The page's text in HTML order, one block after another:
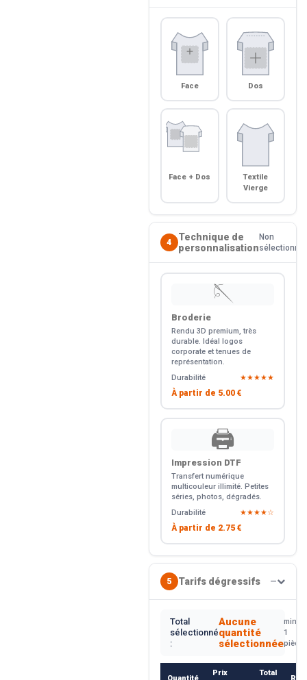
Face Dos
Face + Dos
Textile
Vierge
4
Technique de
personnalisation
Non
sélectionné
🪡
Broderie
Rendu 3D premium, très
durable. Idéal logos
corporate et tenues de
représentation.
Durabilité
★★★★★
À partir de 5.00 €
🖨️
Impression DTF
Transfert numérique
multicouleur illimité. Petites
séries, photos, dégradés.
Durabilité
★★★★☆
À partir de 2.75 €
5 Tarifs dégressifs —
Total
sélectionné
:
Aucune
quantité
sélectionnée
min.
1
pièce
Quantité
Prix
Total